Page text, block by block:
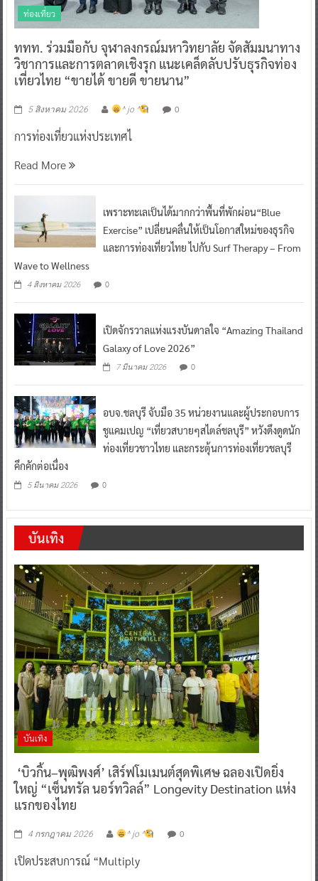
ท่องเที่ยว
ททท. ร่วมมือกับ จุฬาลงกรณ์มหาวิทยาลัย จัดสัมมนาทาง
วิชาการและการตลาดเชิงรุก แนะเคล็ดลับปรับธุรกิจท่อง
เที่ยวไทย “ขายได้ ขายดี ขายนาน”
5 สิงหาคม 2026 ^ jo ^ 0
การท่องเที่ยวแห่งประเทศไ
Read More
เพราะทะเลเป็นได้มากกว่าพื้นที่พักผ่อน“Blue
Exercise” เปลี่ยนคลื่นให้เป็นโอกาสใหม่ของธุรกิจ
และการท่องเที่ยวไทย ไปกับ Surf Therapy – From
Wave to Wellness
4 สิงหาคม 2026 0
เปิดจักรวาลแห่งแรงบันดาลใจ “Amazing Thailand
Galaxy of Love 2026”
7 มีนาคม 2026 0
อบจ.ชลบุรี จับมือ 35 หน่วยงานและผู้ประกอบการ
ชูแคมเปญ “เที่ยวสบายๆสไตล์ชลบุรี” หวังดึงดูดนัก
ท่องเที่ยวชาวไทย และกระตุ้นการท่องเที่ยวชลบุรี
คึกคักต่อเนื่อง
5 มีนาคม 2026 0
บันเทิง
บันเทิง
‘บิวกิ้น–พุฒิพงศ์’ เสิร์ฟโมเมนต์สุดพิเศษ ฉลองเปิดยิ่ง
ใหญ่ “เซ็นทรัล นอร์ทวิลล์” Longevity Destination แห่ง
แรกของไทย
4 กรกฎาคม 2026 ^ jo ^ 0
เปิดประสบการณ์ “Multiply